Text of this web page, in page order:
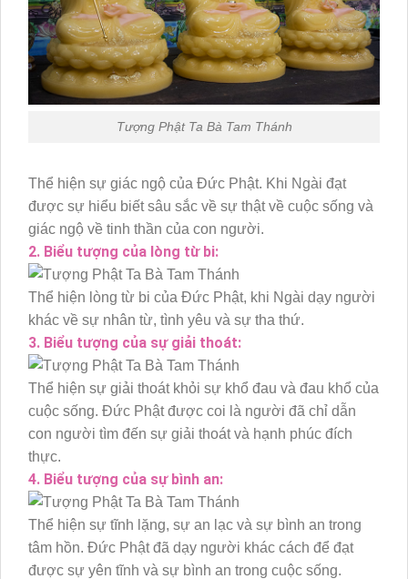
Tượng Phật Ta Bà Tam Thánh
Thể hiện sự giác ngộ của Đức Phật. Khi Ngài đạt
được sự hiểu biết sâu sắc về sự thật về cuộc sống và
giác ngộ về tinh thần của con người.
2. Biểu tượng của lòng từ bi:
Thể hiện lòng từ bi của Đức Phật, khi Ngài dạy người
khác về sự nhân từ, tình yêu và sự tha thứ.
3. Biểu tượng của sự giải thoát:
Thể hiện sự giải thoát khỏi sự khổ đau và đau khổ của
cuộc sống. Đức Phật được coi là người đã chỉ dẫn
con người tìm đến sự giải thoát và hạnh phúc đích
thực.
4. Biểu tượng của sự bình an:
Thể hiện sự tĩnh lặng, sự an lạc và sự bình an trong
tâm hồn. Đức Phật đã dạy người khác cách để đạt
được sự yên tĩnh và sự bình an trong cuộc sống.